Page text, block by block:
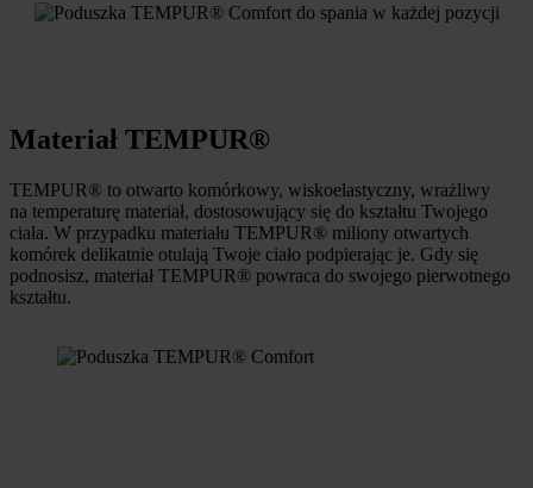
Materiał TEMPUR®
TEMPUR® to otwarto komórkowy, wiskoelastyczny, wrażliwy
na temperaturę materiał, dostosowujący się do kształtu Twojego
ciała. W przypadku materiału TEMPUR® miliony otwartych
komórek delikatnie otulają Twoje ciało podpierając je. Gdy się
podnosisz, materiał TEMPUR® powraca do swojego pierwotnego
kształtu.